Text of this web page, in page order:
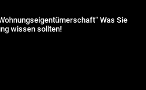
Was Sie
wissen sollten!